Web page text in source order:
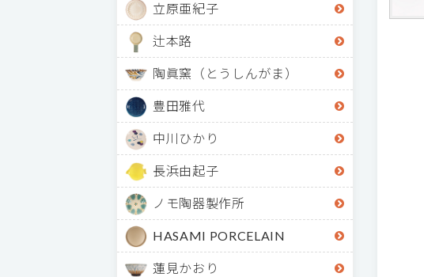
立原亜紀子
辻本路
陶眞窯（とうしんがま）
豊田雅代
中川ひかり
長浜由起子
ノモ陶器製作所
HASAMI PORCELAIN
蓮見かおり